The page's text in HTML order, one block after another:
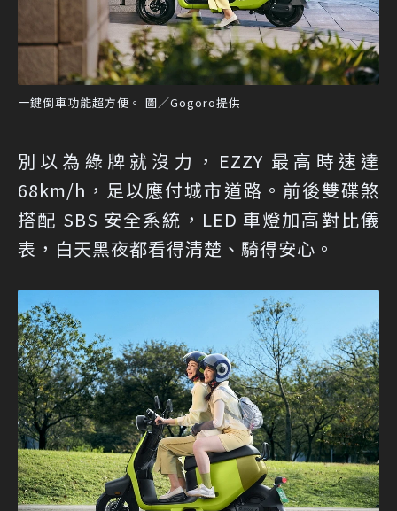
一鍵倒車功能超方便。 圖／Gogoro提供
別以為綠牌就沒力，EZZY 最高時速達
68km/h，足以應付城市道路。前後雙碟煞
搭配 SBS 安全系統，LED 車燈加高對比儀
表，白天黑夜都看得清楚、騎得安心。